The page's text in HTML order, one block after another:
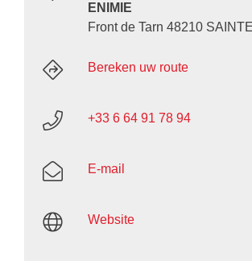
ENIMIE
Front de Tarn 48210
Bereken uw route
+33 6 64 91 78 94
E-mail
Website